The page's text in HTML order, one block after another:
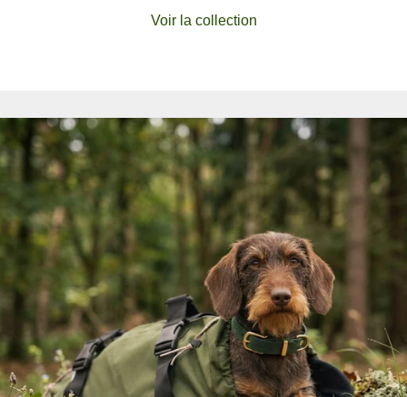
Voir la collection